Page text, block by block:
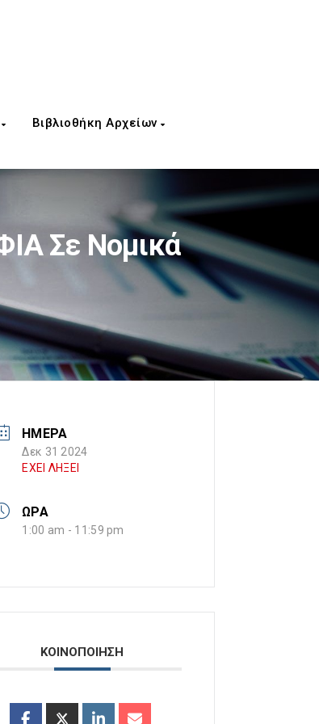
Βιβλιοθήκη Αρχείων
Σε Νομικά
ΗΜΕΡΑ
Δεκ 31 2024
ΕΧΕΙ ΛΗΞΕΙ
ΩΡΑ
1:00 am - 11:59 pm
ΚΟΙΝΟΠΟΙΗΣΗ